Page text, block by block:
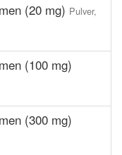
(20 mg) Pulver,
(100 mg)
(300 mg)